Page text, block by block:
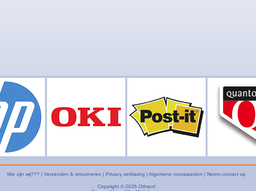
Wie zijn wij??? | Verzenden & retourneren | Privacy verklaring | Algemene voorwaarden | Neem contact op
Copyright © 2026 Othw.nl